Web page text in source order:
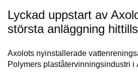
Lyckad uppstart av
största anläggning hittills
Axolots nyinstallerade
Polymers plaståtervinningsindustri